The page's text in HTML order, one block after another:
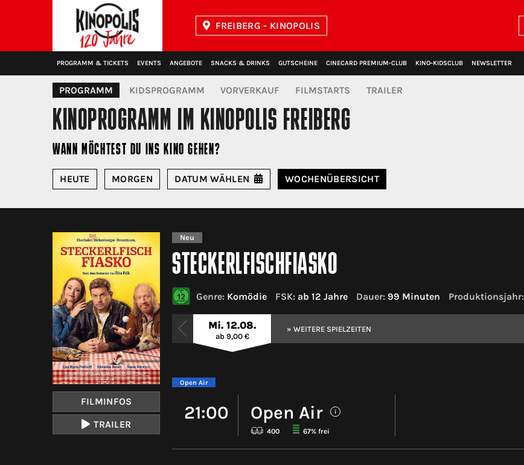
FREIBERG - KINOPOLIS
PROGRAMM & TICKETS EVENTS ANGEBOTE SNACKS & DRINKS GUTSCHEINE CINECARD PREMIUM‑CLUB KINO‑KIDSCLUB NEWSLETTER
PROGRAMM KIDSPROGRAMM VORVERKAUF FILMSTARTS TRAILER
KINOPROGRAMM IM KINOPOLIS FREIBERG
WANN MÖCHTEST DU INS KINO GEHEN?
HEUTE MORGEN DATUM WÄHLEN WOCHENÜBERSICHT
FILMINFOS
TRAILER
Neu
STECKERLFISCHFIASKO
Genre: Komödie FSK: ab 12 Jahre Dauer: 99 Minuten Produktionsjahr:
Mi. 12.08.
ab 9,00 €
» WEITERE SPIELZEITEN
Open Air
21:00 Open Air i
400 67% frei